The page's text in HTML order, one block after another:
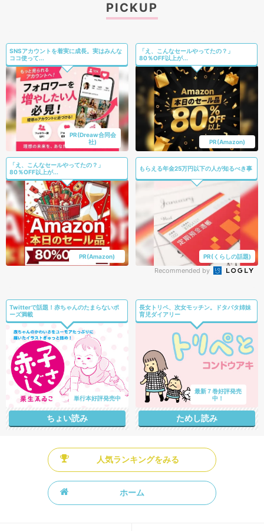
PICKUP
SNSアカウントを着実に成長。実はみんな
ココ使って...
PR(Dreaw合同会
社)
「え、こんなセールやってたの？」
80％OFF以上が...
PR(Amazon)
「え、こんなセールやってたの？」
80％OFF以上が...
PR(Amazon)
もらえる年金25万円以下の人が知るべき事
PR(くらしの話題)
Recommended by
Twitterで話題！赤ちゃんのたまらないポ
ーズ満載
単行本好評発売中
ちょい読み
長女トリペ、次女モッチン。ドタバタ姉妹
育児ダイアリー
最新７巻好評発売
中！
ためし読み
人気ランキングをみる
ホーム